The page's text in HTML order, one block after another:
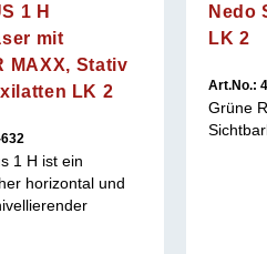
1 H
mit
MAXX, Stativ
LK 2
1 H ist ein
horizontal und
Nedo
LK 2
Art.No.:
Grüne